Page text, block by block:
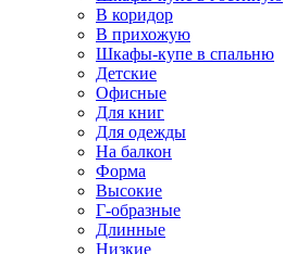
В коридор
В прихожую
Шкафы-купе в спальню
Детские
Офисные
Для книг
Для одежды
На балкон
Форма
Высокие
Г-образные
Длинные
Низкие